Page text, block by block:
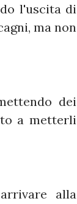
l'uscita di
ma non
dei
a metterli
alla